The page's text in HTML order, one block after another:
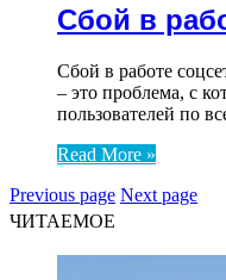
Сбой в
Сбой в работе
– это проблема, с
пользователей по
Read More »
Previous page Next page
ЧИТАЕМОЕ